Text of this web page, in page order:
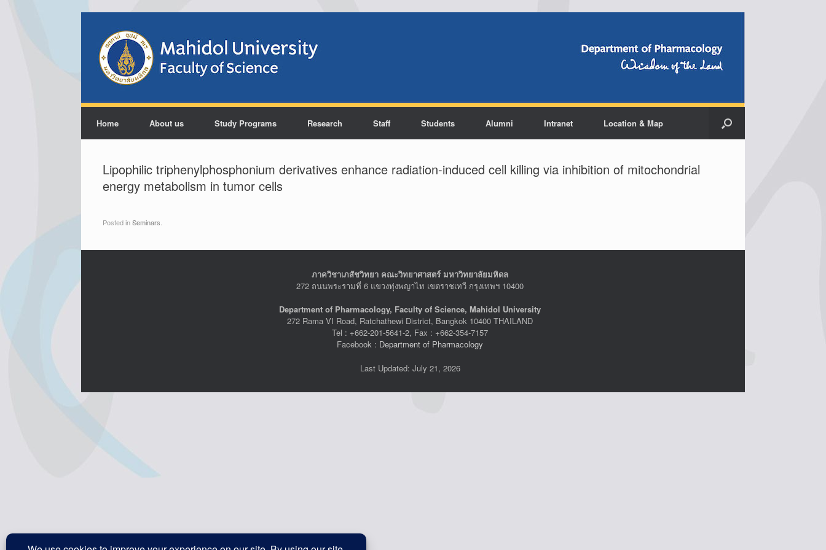
Home About us Study Programs Research Staff Students Alumni Intranet Location & Map
Lipophilic triphenylphosphonium derivatives enhance radiation-induced cell killing via inhibition of mitochondrial
energy metabolism in tumor cells
Posted inSeminars
ภาควิชาเภสัชวิทยา คณะวิทยาศาสตร์ มหาวิทยาลัยมหิดล
272 ถนนพระรามที่ 6 แขวงทุ่งพญาไท เขตราชเทวี กรุงเทพฯ 10400
Department of Pharmacology, Faculty of Science, Mahidol University
272 Rama VI Road, Ratchathewi District, Bangkok 10400 THAILAND
Tel : +662-201-5641-2, Fax : +662-354-7157
Facebook : Department of Pharmacology
Last Updated: July 21, 2026